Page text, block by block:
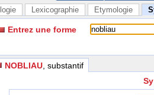
Lexicographie Etymologie
Entrez une forme
NOBLIAU , substantif